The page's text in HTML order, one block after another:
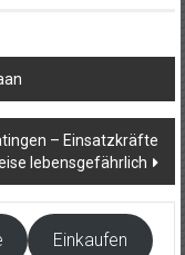
– Einsatzkräfte
lebensgefährlich
Einkaufen